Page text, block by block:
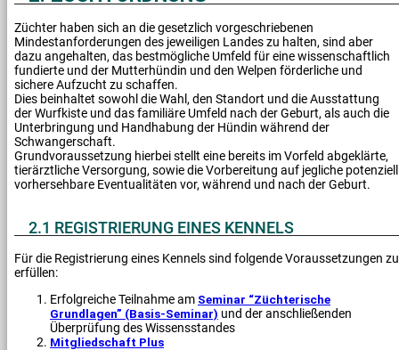
Züchter haben sich an die gesetzlich vorgeschriebenen
Mindestanforderungen des jeweiligen Landes zu halten, sind aber
dazu angehalten, das bestmögliche Umfeld für eine wissenschaftlich
fundierte und der Mutterhündin und den Welpen förderliche und
sichere Aufzucht zu schaffen.
Dies beinhaltet sowohl die Wahl, den Standort und die Ausstattung
der Wurfkiste und das familiäre Umfeld nach der Geburt, als auch die
Unterbringung und Handhabung der Hündin während der
Schwangerschaft.
Grundvoraussetzung hierbei stellt eine bereits im Vorfeld abgeklärte,
tierärztliche Versorgung, sowie die Vorbereitung auf jegliche potenziell
vorhersehbare Eventualitäten vor, während und nach der Geburt.
2.1 REGISTRIERUNG EINES KENNELS
Für die Registrierung eines Kennels sind folgende Voraussetzungen zu
erfüllen:
Erfolgreiche Teilnahme am Seminar “Züchterische
Grundlagen” (Basis-Seminar) und der anschließenden
Überprüfung des Wissensstandes
Mitgliedschaft Plus